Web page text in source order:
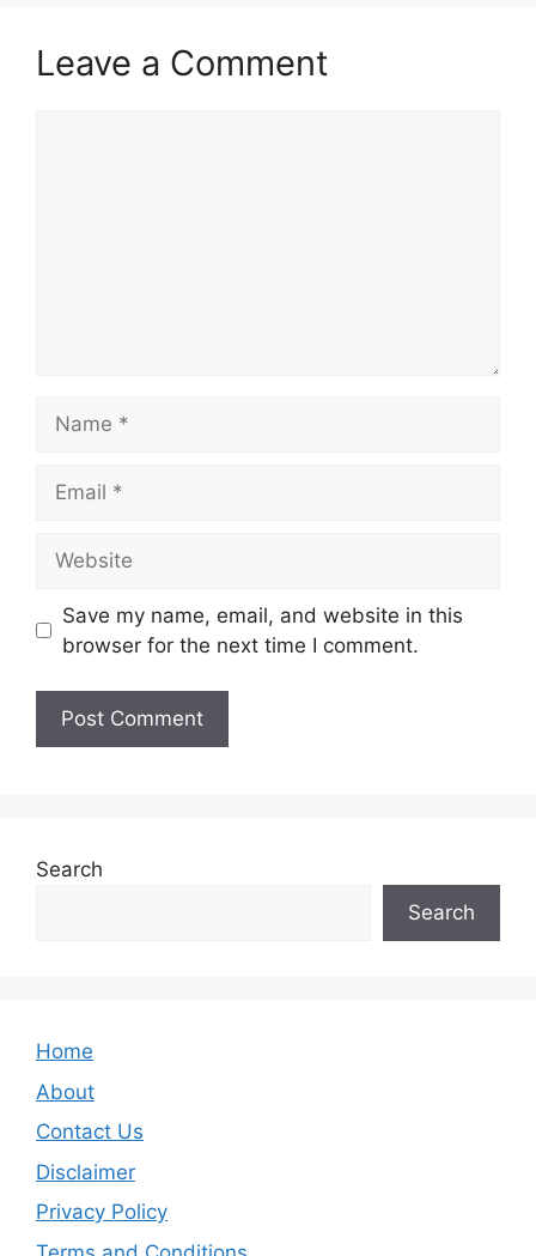
Leave a Comment
Save my name, email, and website in this
browser for the next time I comment.
Search
Search
Home
About
Contact Us
Disclaimer
Privacy Policy